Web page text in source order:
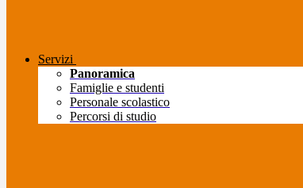
Servizi
Panoramica
Famiglie e studenti
Personale scolastico
Percorsi di studio